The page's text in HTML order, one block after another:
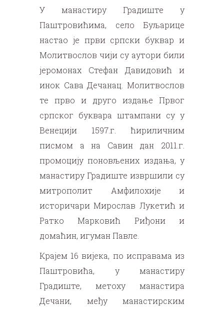
У манастиру Градиште у
Паштровићима, село Буљарице
настао је први српски буквар и
Молитвослов чији су аутори били
јеромонах Стефан Давидовић и
инок Сава Дечанац. Молитвослов
те прво и друго издање Првог
српског буквара штампани су у
Венецији 1597.г. ћириличним
писмом а на Савин дан 2011.г.
промоцију поновљених издања, у
манастиру Градиште извршили су
митрополит Амфилохије и
историчари Мирослав Лукетић и
Ратко Марковић Риђони и
домаћин, игуман Павле.
Крајем 16 вијека, по исправама из
Паштровића, у манастиру
Градиште, метоху манастира
Дечани, међу манастирским